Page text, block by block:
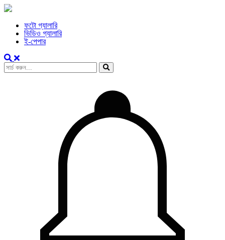
ফটো গ্যালারি
ভিডিও গ্যালারি
ই-পেপার